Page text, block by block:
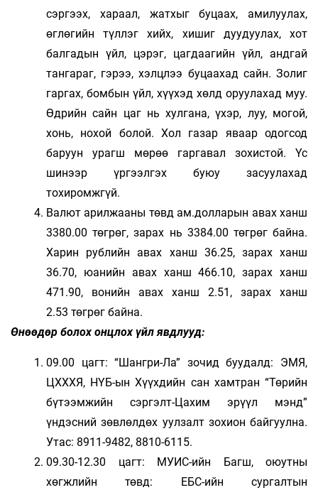
сэргээх, хараал, жатхыг буцаах, амилуулах,
өглөгийн түллэг хийх, хишиг дуудуулах, хот
балгадын үйл, цэрэг, цагдаагийн үйл, андгай
тангараг, гэрээ, хэлцлээ буцаахад сайн. Золиг
гаргах, бомбын үйл, хүүхэд хөлд оруулахад муу.
Өдрийн сайн цаг нь хулгана, үхэр, луу, могой,
хонь, нохой болой. Хол газар яваар одогсод
баруун урагш мөрөө гаргавал зохистой. Үс
шинээр үргээлгэх буюу засуулахад
тохиромжгүй.
Валют арилжааны төвд ам.долларын авах ханш
3380.00 төгрөг, зарах нь 3384.00 төгрөг байна.
Харин рублийн авах ханш 36.25, зарах ханш
36.70, юанийн авах ханш 466.10, зарах ханш
471.90, вонийн авах ханш 2.51, зарах ханш
2.53 төгрөг байна.
Өнөөдөр болох онцлох үйл явдлууд:
09.00 цагт: “Шангри-Ла” зочид буудалд: ЭМЯ,
ЦХХХЯ, НҮБ-ын Хүүхдийн сан хамтран “Төрийн
бүтээмжийн сэргэлт-Цахим эрүүл мэнд”
үндэсний зөвлөлдөх уулзалт зохион байгуулна.
Утас: 8911-9482, 8810-6115.
09.30-12.30 цагт: МУИС-ийн Багш, оюутны
хөгжлийн төвд: ЕБС-ийн сургалтын